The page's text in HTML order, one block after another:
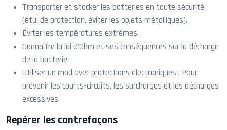
Transporter et stocker les batteries en toute sécurité
(étui de protection, éviter les objets métalliques).
Éviter les températures extrêmes.
Connaître la loi d’Ohm et ses conséquences sur la décharge
de la batterie.
Utiliser un mod avec protections électroniques : Pour
prévenir les courts-circuits, les surcharges et les décharges
excessives.
Repérer les contrefaçons